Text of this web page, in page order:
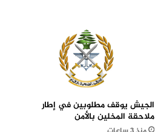
الجيش يوقف مطلوبين في إطار
ملاحقة المخلين بالأمن